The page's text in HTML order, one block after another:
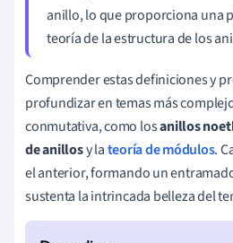
anillo, lo que proporciona una
teoría de la estructura de los
Comprender estas definiciones y
profundizar en temas más
conmutativa, como losanillos
de anillosy lateoría de módulos.
el anterior, formando un
sustenta la intrincada belleza del